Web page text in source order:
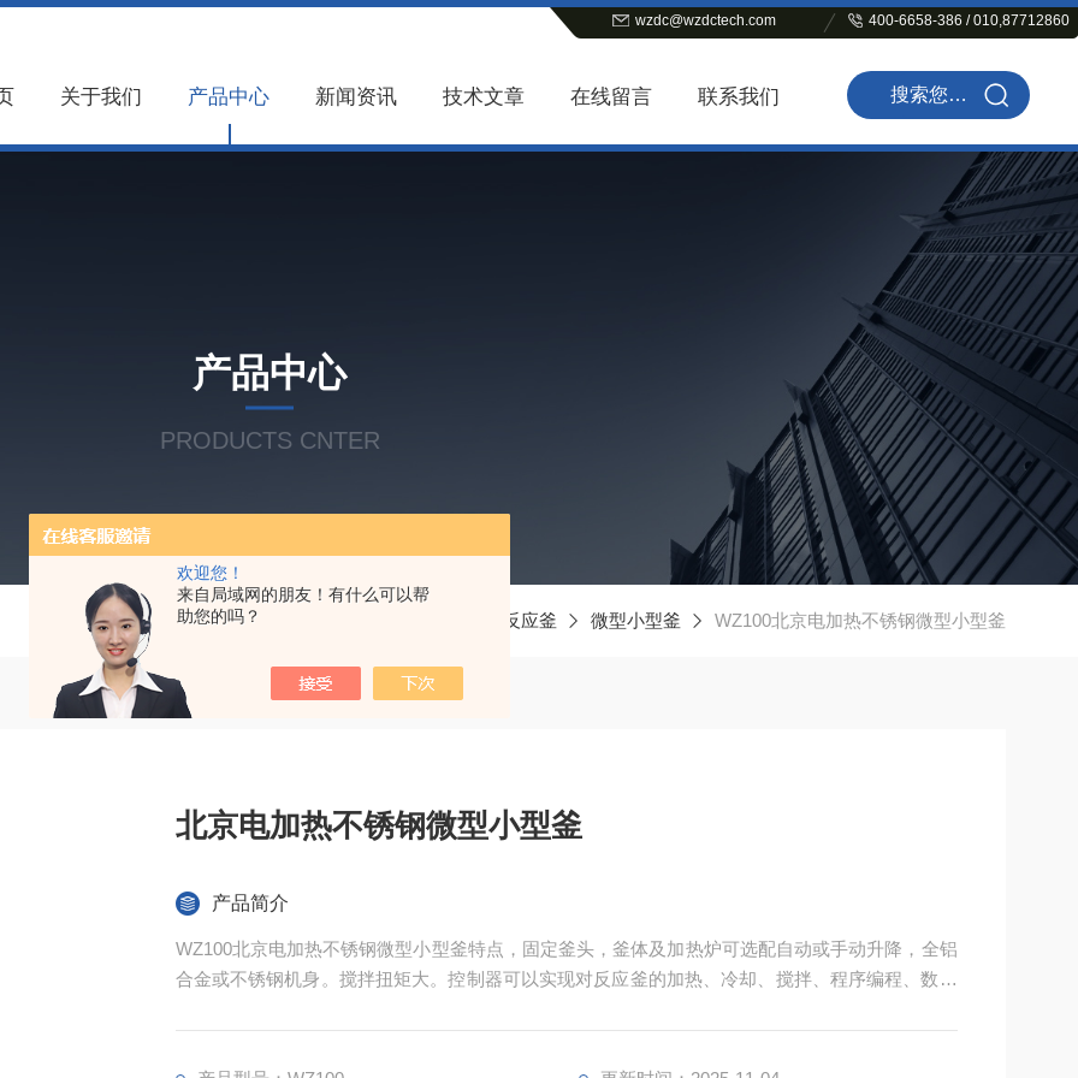
欢迎您！
来自局域网的朋友！有什么可以帮
助您的吗？
wzdc@wzdctech.com 400-6658-386 / 010,87712860
关于我们 产品中心 新闻资讯 技术文章 在线留言 联系我们
产品中心
PRODUCTS CNTER
当前位置： 反应釜 微型小型釜 WZ100北京电加热不锈钢微型小型釜
北京电加热不锈钢微型小型釜
产品简介
WZ100北京电加热不锈钢微型小型釜特点，固定釜头，釜体及加热炉可选配自动或手动升降，全铝
合金或不锈钢机身。搅拌扭矩大。控制器可以实现对反应釜的加热、冷却、搅拌、程序编程、数据